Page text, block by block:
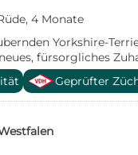
4 Monate
Yorkshire-
fürsorgliches
sind verspielt,
und wachsen liebevoll
-Gesund und munter
-Verspielt und
Einzelpersonen Die
Geprüfter